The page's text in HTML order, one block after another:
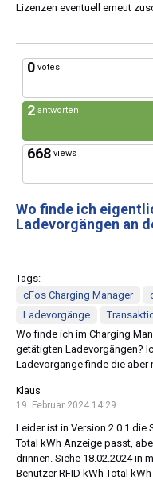
Lizenzen eventuell erneut
0 votes
2 antworten
668 views
Wo finde ich
Ladevorgängen an
Tags:
cFos Charging Manager
Ladevorgänge
Wo finde ich im Charging
getätigten Ladevorgängen?
Ladevorgänge finde die aber
Klaus
19. Februar 2024 14:29
Leider ist in Version 2.0.1 die
Total kWh Anzeige passt,
drinnen. Siehe 18.02.2024 in
Benutzer RFID kWh Total